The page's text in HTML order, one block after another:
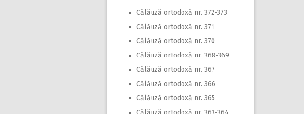
Călăuză ortodoxă nr. 372-373
Călăuză ortodoxă nr. 371
Călăuză ortodoxă nr. 370
Călăuză ortodoxă nr. 368-369
Călăuză ortodoxă nr. 367
Călăuză ortodoxă nr. 366
Călăuză ortodoxă nr. 365
Călăuză ortodoxă nr. 363-364